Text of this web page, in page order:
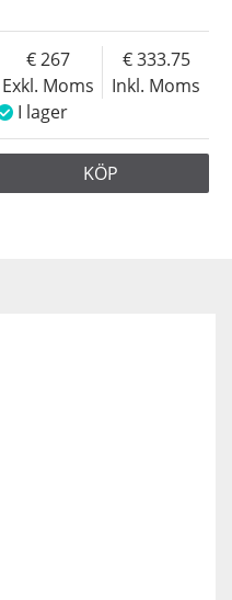
Exkl. Moms
267
Inkl. Moms
333.75
I lager
KÖP